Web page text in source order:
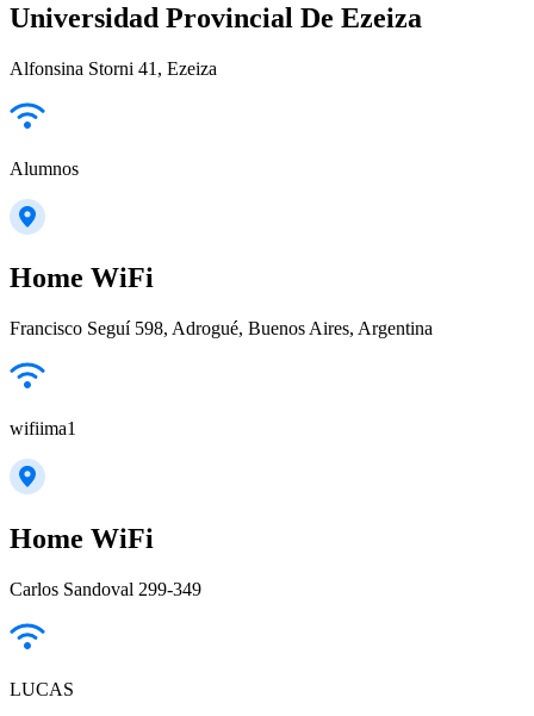
Universidad Provincial De Ezeiza
Alfonsina Storni 41, Ezeiza
Alumnos
Home WiFi
Francisco Seguí 598, Adrogué, Buenos Aires, Argentina
wifiima1
Home WiFi
Carlos Sandoval 299-349
LUCAS